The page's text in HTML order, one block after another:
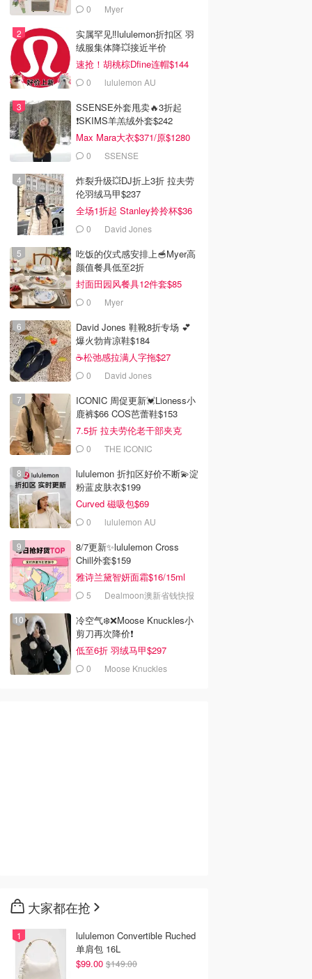
0 Myer
实属罕见‼️lululemon折扣区 羽
绒服集体降💥接近半价
速抢！胡桃棕Dfine连帽$144
0 lululemon AU
SSENSE外套甩卖🔥3折起
❗SKIMS羊羔绒外套$242
Max Mara大衣$371/原$1280
0 SSENSE
炸裂升级💥DJ折上3折 拉夫劳
伦羽绒马甲$237
全场1折起 Stanley拎拎杯$36
0 David Jones
吃饭的仪式感安排上🥣Myer高
颜值餐具低至2折
封面田园风餐具12件套$85
0 Myer
David Jones 鞋靴8折专场 💕
爆火勃肯凉鞋$184
☕松弛感拉满人字拖$27
0 David Jones
ICONIC 周促更新💓Lioness小
鹿裤$66 COS芭蕾鞋$153
7.5折 拉夫劳伦老干部夹克
$4190 THE ICONIC
lululemon 折扣区好价不断💫淀
粉蓝皮肤衣$199
Curved 磁吸包$69
0 lululemon AU
8/7更新✨lululemon Cross
Chill外套$159
雅诗兰黛智妍面霜$16/15ml
5 Dealmoon澳新省钱快报
冷空气❄️❌️Moose Knuckles小
剪刀再次降价❗️
低至6折 羽绒马甲$297
0 Moose Knuckles
大家都在抢
lululemon Convertible Ruched
单肩包 16L
$99.00 $149.00